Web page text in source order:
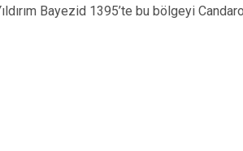
Bayezid 1395’te bu bölgeyi